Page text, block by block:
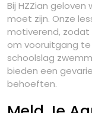
Bij HZZian
moet zijn. Onze
motiverend,
om vooruitgang te
schoolslag
bieden een
behoeften.